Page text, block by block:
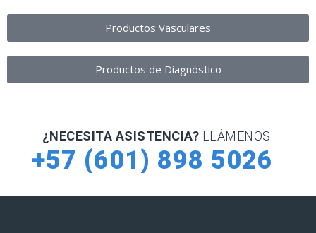
Productos Vasculares
Productos de Diagnóstico
¿NECESITA ASISTENCIA? LLÁMENOS:
+57 (601) 898 5026